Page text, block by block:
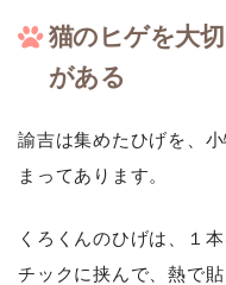
猫のヒゲを大
がある
諭吉は集めたひげを、
まってあります。
くろくんのひげは、１
チックに挟んで、熱で